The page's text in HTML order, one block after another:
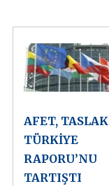
AFET, TASLAK
TÜRKİYE
RAPORU’NU
TARTIŞTI